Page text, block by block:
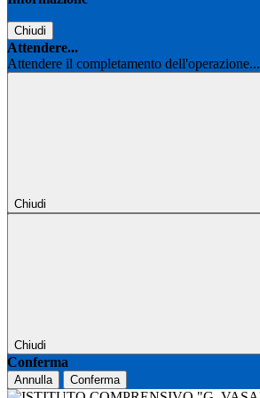
Chiudi
Attendere...
Attendere il completamento dell'operazione...
Chiudi
Chiudi
Conferma
Annulla Conferma